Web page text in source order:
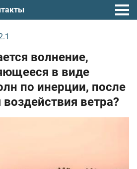
волнение,
в виде
по инерции, после
ветра?